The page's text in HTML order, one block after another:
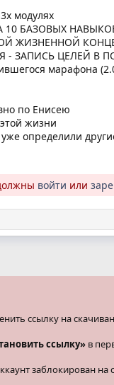
модулях
БАЗОВЫХ
ЖИЗНЕННОЙ
- ЗАПИСЬ ЦЕЛЕЙ В
марафона
по Енисею
жизни
определили
войти или
ссылку на
ссылку» в
заблокирован на